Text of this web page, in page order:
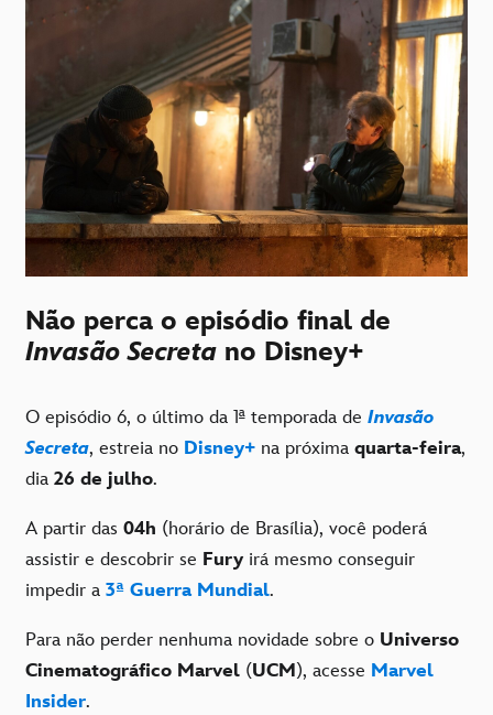
Não perca o episódio final de
Invasão Secreta no Disney+
O episódio 6, o último da 1ª temporada de Invasão
Secreta, estreia no Disney+ na próxima quarta-feira,
dia 26 de julho.
A partir das 04h (horário de Brasília), você poderá
assistir e descobrir se Fury irá mesmo conseguir
impedir a 3ª Guerra Mundial.
Para não perder nenhuma novidade sobre o Universo
Cinematográfico Marvel (UCM), acesse Marvel
Insider.